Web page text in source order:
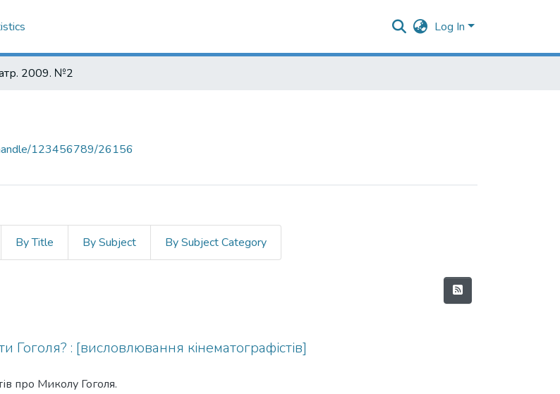
Log In
2009. №2
123456789/26156
By Title By Subject By Subject Category
Гоголя? : [висловлювання кінематографістів]
про Миколу Гоголя.